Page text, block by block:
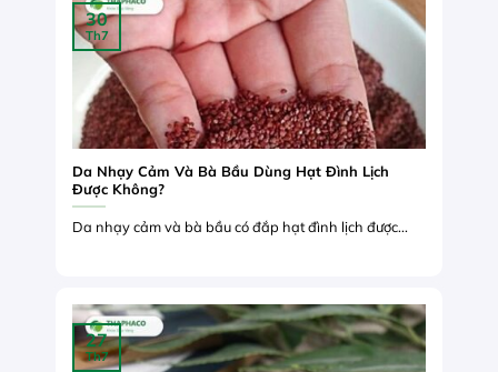
Da Nhạy Cảm Và Bà Bầu Dùng Hạt Đình Lịch
Được Không?
Da nhạy cảm và bà bầu có đắp hạt đình lịch được...
30
Th7
27
Th7